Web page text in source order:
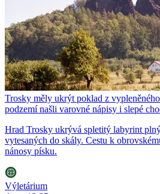
Trosky měly ukrýt poklad z
podzemí našli varovné nápisy i slepé
Hrad Trosky ukrývá spletitý labyrint
vytesaných do skály. Cestu k
nánosy písku.
Výletárium